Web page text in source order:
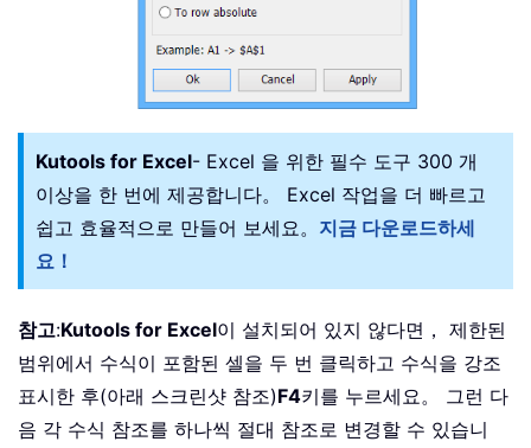
Kutools for Excel- Excel 을 위한 필수 도구 300 개
이상을 한 번에 제공합니다。 Excel 작업을 더 빠르고
쉽고 효율적으로 만들어 보세요。 지금 다운로드하세
요！
참고:Kutools for Excel이 설치되어 있지 않다면， 제한된
범위에서 수식이 포함된 셀을 두 번 클릭하고 수식을 강조
표시한 후(아래 스크린샷 참조)F4키를 누르세요。 그런 다
음 각 수식 참조를 하나씩 절대 참조로 변경할 수 있습니